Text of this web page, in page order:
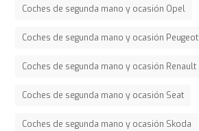
Coches de segunda mano y ocasión Opel
Coches de segunda mano y ocasión Peugeot
Coches de segunda mano y ocasión Renault
Coches de segunda mano y ocasión Seat
Coches de segunda mano y ocasión Skoda